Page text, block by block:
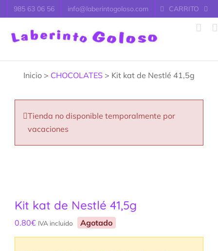
Saltar
al
contenido
985 63 06 56 info@laberintogoloso.com CARRITO
Inicio > CHOCOLATES > Kit kat de Nestlé 41,5g
Tienda no disponible temporalmente por
vacaciones
Kit kat de Nestlé 41,5g
0.80€ IVA incluido Agotado